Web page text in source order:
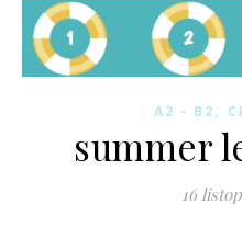
A2 - B2,
summer
16